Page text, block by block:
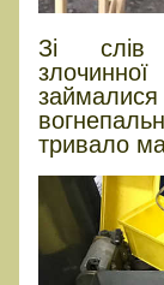
Зі слів
тривало